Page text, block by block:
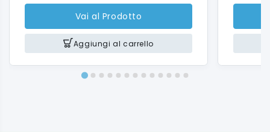
Vai al Prodotto
Aggiungi al carrello